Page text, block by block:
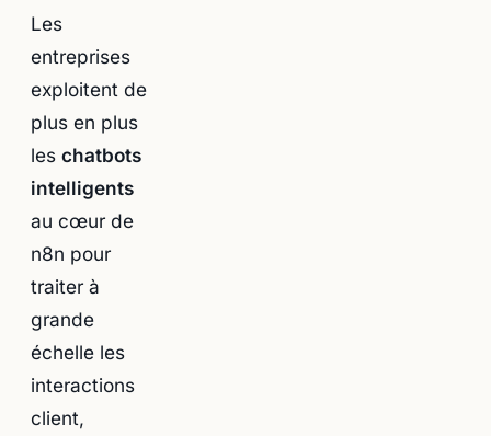
Les
entreprises
exploitent de
plus en plus
les chatbots
intelligents
au cœur de
n8n pour
traiter à
grande
échelle les
interactions
client,